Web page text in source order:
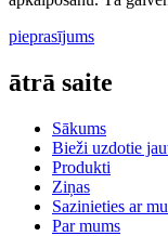
pieprasījums
ātrā saite
Sākums
Bieži uzdotie
Produkti
Ziņas
Sazinieties ar
Par mums